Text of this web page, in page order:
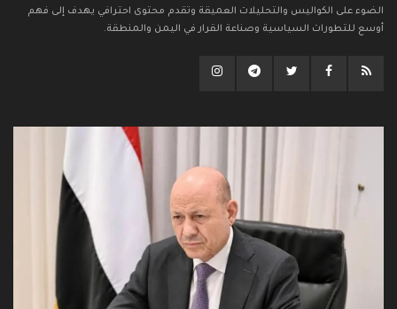
الضوء على الكواليس والتحليلات العميقة وتقدم محتوى احترافي يهدف إلى فهم
أوسع للتطورات السياسية وصناعة القرار في اليمن والمنطقة.